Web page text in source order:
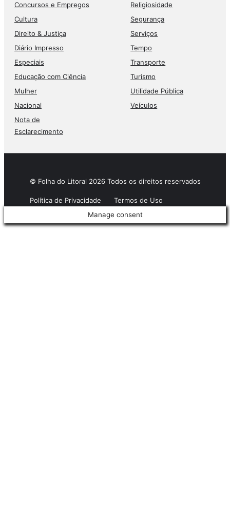
Concursos e Empregos
Cultura
Direito & Justiça
Diário Impresso
Especiais
Educação com Ciência
Mulher
Nacional
Nota de
Esclarecimento
Religiosidade
Segurança
Serviços
Tempo
Transporte
Turismo
Utilidade Pública
Veículos
© Folha do Litoral 2026 Todos os direitos reservados
Política de Privacidade
Termos de Uso
Manage consent